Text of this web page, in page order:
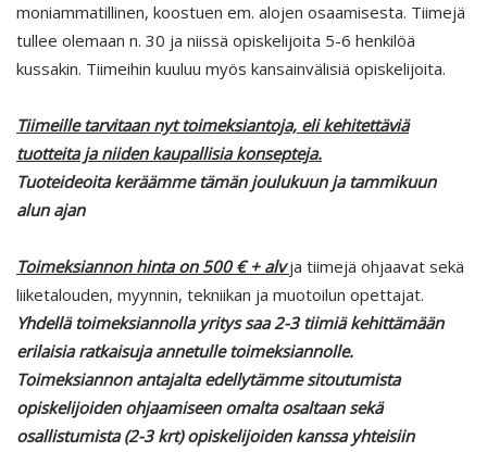
moniammatillinen, koostuen em. alojen osaamisesta. Tiimejä
tullee olemaan n. 30 ja niissä opiskelijoita 5-6 henkilöä
kussakin. Tiimeihin kuuluu myös kansainvälisiä opiskelijoita.
Tiimeille tarvitaan nyt toimeksiantoja, eli kehitettäviä
tuotteita ja niiden kaupallisia konsepteja.
Tuoteideoita keräämme tämän joulukuun ja tammikuun
alun ajan
Toimeksiannon hinta on 500 € + alvja tiimejä ohjaavat sekä
liiketalouden, myynnin, tekniikan ja muotoilun opettajat.
Yhdellä toimeksiannolla yritys saa 2-3 tiimiä kehittämään
erilaisia ratkaisuja annetulle toimeksiannolle.
Toimeksiannon antajalta edellytämme sitoutumista
opiskelijoiden ohjaamiseen omalta osaltaan sekä
osallistumista (2-3 krt) opiskelijoiden kanssa yhteisiin